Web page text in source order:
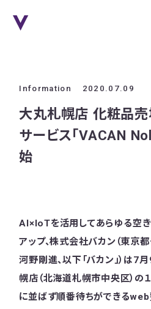
Information 2020.07.09
大丸札幌店 化粧品
サービス「VACAN
始
AI×IoTを活用してあらゆる空
アップ、株式会社バカン（東京
河野剛進、以下「バカン」）は7
幌店（北海道札幌市中央区）の
に並ばず順番待ちができる